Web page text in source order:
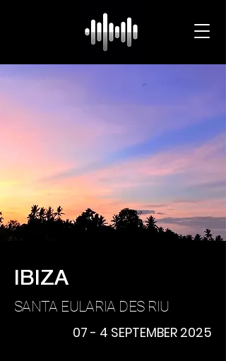
IBIZA
SANTA EULARIA DES RIU
07 - 4 SEPTEMBER 2025